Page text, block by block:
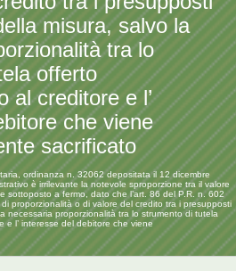
misura, salvo la
tra lo
offerto
al creditore e l’
che viene
sacrificato
ordinanza n. 32062 depositata il 12 dicembre
è irrilevante la notevole sproporzione tra il valore
sottoposto a fermo, dato che l’art. 86 del P.R. n. 602
proporzionalità o di valore del credito tra i presupposti
necessaria proporzionalità tra lo strumento di tutela
e l’ interesse del debitore che viene